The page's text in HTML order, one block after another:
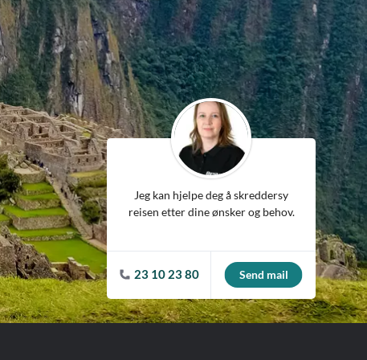
Jeg kan hjelpe deg å skreddersy
reisen etter dine ønsker og behov.
23 10 23 80 Send mail